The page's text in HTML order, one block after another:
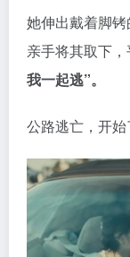
她伸出戴着脚铐
亲手将其取下
我一起逃”。
公路逃亡，开